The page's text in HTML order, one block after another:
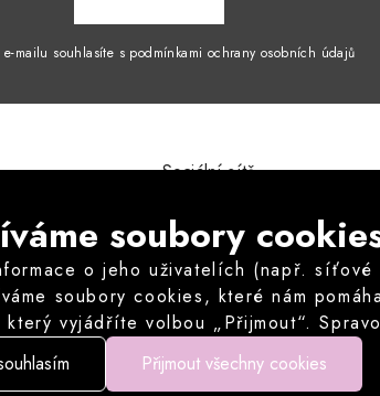
soubory
o jeho uživatelích (např.
soubory cookies, které nám
vyjádříte volbou „Přijmout“.
volitelné cookies odmítnout.
Přijmout všechny cookies
mailu souhlasíte s podmínkami ochrany osobních údajů
smlouvy
kupní smlouvy
Sociální sítě